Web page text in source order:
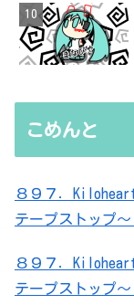
こめんと
８９７．
テープストップ
８９７．
テープストップ